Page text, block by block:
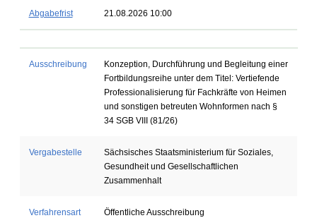
Abgabefrist 21.08.2026 10:00
Ausschreibung
Konzeption, Durchführung und Begleitung einer
Fortbildungsreihe unter dem Titel: Vertiefende
Professionalisierung für Fachkräfte von Heimen
und sonstigen betreuten Wohnformen nach §
34 SGB VIII (81/26)
Vergabestelle
Sächsisches Staatsministerium für Soziales,
Gesundheit und Gesellschaftlichen
Zusammenhalt
Verfahrensart Öffentliche Ausschreibung